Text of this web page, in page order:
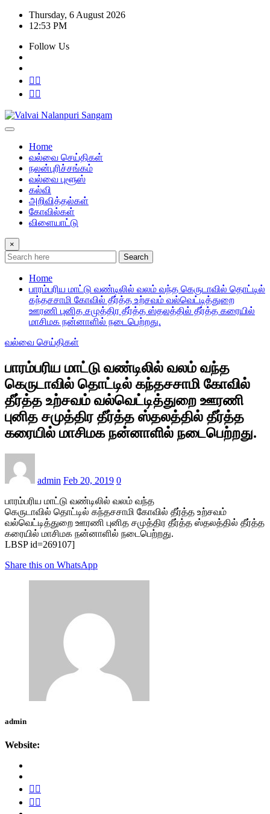
Skip
Thursday, 6 August 2026
12:53 PM
Follow Us
Home
வல்வை செய்திகள்
நலன்புரிச்சங்கம்
வல்வை புளூஸ்
கல்வி
அறிவித்தல்கள்
கோவில்கள்
விளையாட்டு
×
Search
Home
பாரம்பரிய மாட்டு வண்டிலில் வலம் வந்த கெருடாவில் தொட்டில்
கந்தசசாமி கோவில் தீர்த்த உற்சவம் வல்வெட்டித்துறை
ஊரணி புனித சமுத்திர தீர்த்த ஸ்தலத்தில் தீர்த்த கரையில்
மாசிமக நன்னாளில் நடைபெற்றது.
வல்வை செய்திகள்
பாரம்பரிய மாட்டு வண்டிலில் வலம் வந்த
கெருடாவில் தொட்டில் கந்தசசாமி கோவில்
தீர்த்த உற்சவம் வல்வெட்டித்துறை ஊரணி
புனித சமுத்திர தீர்த்த ஸ்தலத்தில் தீர்த்த
கரையில் மாசிமக நன்னாளில் நடைபெற்றது.
admin Feb 20, 2019 0
பாரம்பரிய மாட்டு வண்டிலில் வலம் வந்த
கெருடாவில் தொட்டில் கந்தசசாமி கோவில் தீர்த்த உற்சவம்
வல்வெட்டித்துறை ஊரணி புனித சமுத்திர தீர்த்த ஸ்தலத்தில் தீர்த்த
கரையில் மாசிமக நன்னாளில் நடைபெற்றது.
LBSP id=269107]
Share this on WhatsApp
admin
Website: